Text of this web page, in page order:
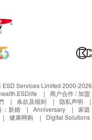
ESD Services Limited 2000-2026
商户合作 / 加盟
条款及细则 隐私声明
新婚 Anniversary 家庭
健康网购
Digital Solutions